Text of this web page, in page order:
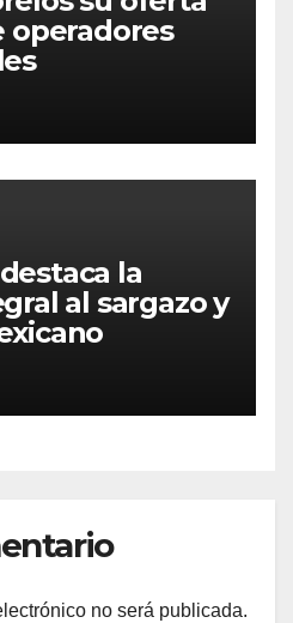
operadores
la
al sargazo y
no será publicada.